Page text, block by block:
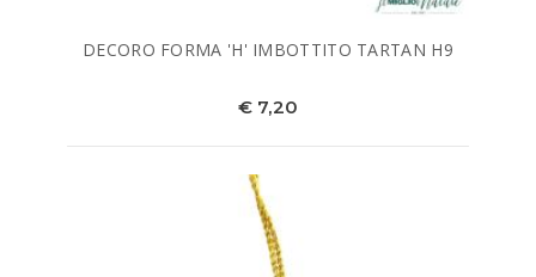
DECORO FORMA 'H' IMBOTTITO TARTAN H9
€ 7,20